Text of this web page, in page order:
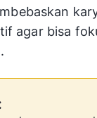
agar bisa